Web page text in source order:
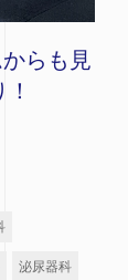
らも見
泌尿器科